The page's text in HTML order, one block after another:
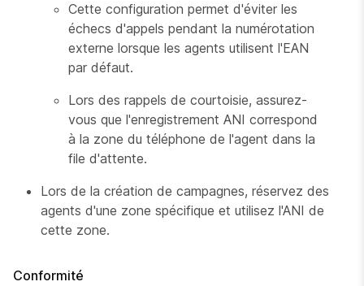
Cette configuration permet d'éviter les
échecs d'appels pendant la numérotation
externe lorsque les agents utilisent l'EAN
par défaut.
Lors des rappels de courtoisie, assurez-
vous que l'enregistrement ANI correspond
à la zone du téléphone de l'agent dans la
file d'attente.
Lors de la création de campagnes, réservez des
agents d'une zone spécifique et utilisez l'ANI de
cette zone.
Conformité